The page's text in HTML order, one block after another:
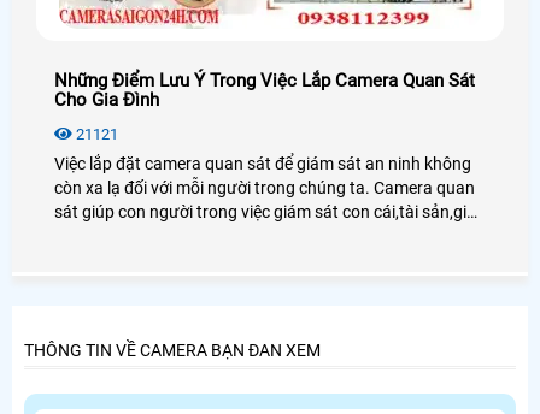
Những Điểm Lưu Ý Trong Việc Lắp Camera Quan Sát
Cho Gia Đình
21121
Việc lắp đặt camera quan sát để giám sát an ninh không
còn xa lạ đối với mỗi người trong chúng ta. Camera quan
sát giúp con người trong việc giám sát con cái,tài sản,giúp
THÔNG TIN VỀ CAMERA BẠN ĐAN XEM